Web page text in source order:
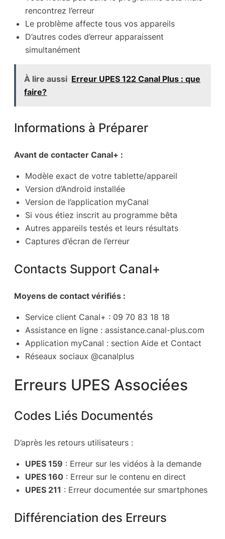
rencontrez l’erreur
Le problème affecte tous vos appareils
D’autres codes d’erreur apparaissent
simultanément
À lire aussi Erreur UPES 122 Canal Plus : que
faire?
Informations à Préparer
Avant de contacter Canal+ :
Modèle exact de votre tablette/appareil
Version d’Android installée
Version de l’application myCanal
Si vous étiez inscrit au programme bêta
Autres appareils testés et leurs résultats
Captures d’écran de l’erreur
Contacts Support Canal+
Moyens de contact vérifiés :
Service client Canal+ : 09 70 83 18 18
Assistance en ligne : assistance.canal-plus.com
Application myCanal : section Aide et Contact
Réseaux sociaux @canalplus
Erreurs UPES Associées
Codes Liés Documentés
D’après les retours utilisateurs :
UPES 159 : Erreur sur les vidéos à la demande
UPES 160 : Erreur sur le contenu en direct
UPES 211 : Erreur documentée sur smartphones
Différenciation des Erreurs